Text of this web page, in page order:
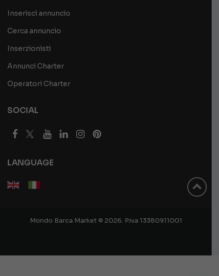
Inserisci annuncio
Cerca annuncio
Inserzionisti
Annunci Charter
Operatori Charter
SOCIAL
LANGUAGE
Mondo Barca Market © 2026. P.iva 13380911001